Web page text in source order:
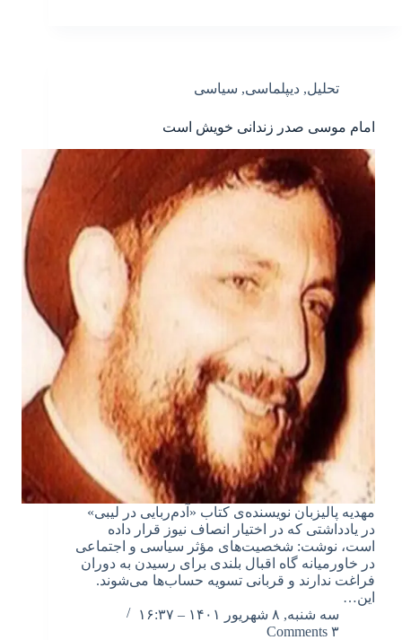
تحلیل, دیپلماسی, سیاسی
امام موسی صدر زندانی خویش است
مهدیه پالیزبان نویسنده‌ی کتاب «آدم‌ربایی در لیبی»
در یادداشتی که در اختیار انصاف نیوز قرار داده
است، نوشت: شخصیت‌های مؤثر سیاسی و اجتماعی
در خاورمیانه گاه اقبال بلندی برای رسیدن به دوران
فراغت ندارند و قربانی تسویه حساب‌ها می‌شوند.
این…
سه شنبه, ۸ شهریور ۱۴۰۱ – ۱۶:۳۷
۳ Comments